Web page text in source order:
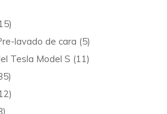
lavado de cara (5)
Tesla Model S (11)